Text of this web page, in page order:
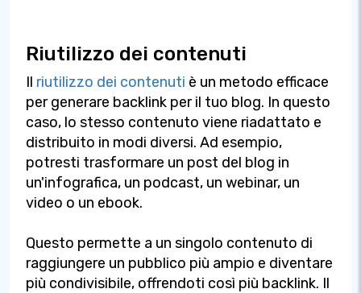
Riutilizzo dei contenuti
Il riutilizzo dei contenuti è un metodo efficace
per generare backlink per il tuo blog. In questo
caso, lo stesso contenuto viene riadattato e
distribuito in modi diversi. Ad esempio,
potresti trasformare un post del blog in
un'infografica, un podcast, un webinar, un
video o un ebook.
Questo permette a un singolo contenuto di
raggiungere un pubblico più ampio e diventare
più condivisibile, offrendoti così più backlink. Il